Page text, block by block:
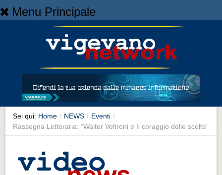
Menu Principale
Cronaca
Cronaca
Artes et Artificia
Sport
Sei qui: Home / NEWS / Eventi /
Rassegna Letteraria: “Walter Veltroni e Il coraggio delle scelte”